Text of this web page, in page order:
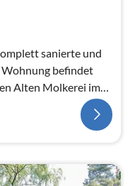
sanierte und
befindet
Alten Molkerei im